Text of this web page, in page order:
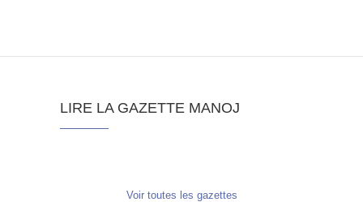
LIRE LA GAZETTE MANOJ
Voir toutes les gazettes